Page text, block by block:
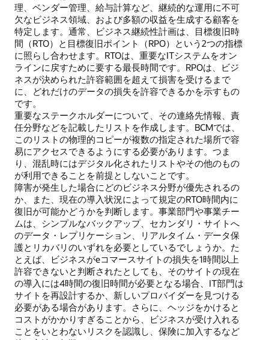
理、ベンダー管理、給与計算など、継続的な運用に不可
欠なビジネス領域、および多額の収益を生成する顧客を
特定します。通常、ビジネス継続性計画は、目標復旧時
間（RTO）と目標復旧ポイント（RPO）という2つの指標
に照らし合わせます。RTOは、重要なITシステムをオン
ラインに戻すために要する最長時間です。RPOは、ビジ
ネスが決められた許容範囲を超えて損害を受けるまで
に、どれだけのデータの損失を許容できるかを示すもの
です。
重要なステークホルダーについて、その連絡先情報、責
任分野などを記載したリストを作成します。BCMでは、
このリストの物理的コピーが複数の指定された場所で容
易にアクセスできるようにする必要があります。つま
り、混乱時にはデジタル化されたリストやその他のもの
が利用できることを前提としないことです。
障害が発生した場合にどのビジネス分野が優先されるの
か、また、現在の導入状況によって規定のRTO時間内に
復旧が可能かどうかを判断します。事業部門や事業チー
ムは、シンプルなバックアップ、セカンダリ・サイトへ
のデータ・レプリケーション、リアルタイム・データ保
護とリカバリのいずれを必要としているでしょうか。た
とえば、ビジネスがeコマースサイトの損失を1時間以上
許容できないと判断されたとしても、そのサイトの現在
の導入には4時間の復旧時間が必要となる場合、IT部門は
サイトを再設計するか、新しいプロバイダーを見つける
必要がある場合があります。さらに、ヘッジをかけると
コストがかかりすぎることから、ビジネスが受け入れる
ことをいとわないリスクを認識し、保険に加入するなど